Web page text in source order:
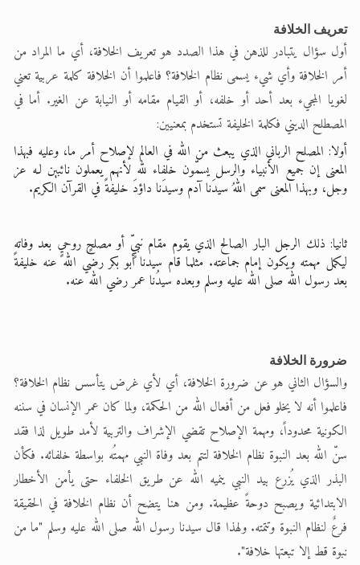
اقرأ هذا المقال في أهمية عيد
تعريف الخلافة
أول سؤال يتبادر للذهن في هذا الصدد هو تعريف الخلافة، أي ما المراد من
أمر الخلافة وأي شيء يسمى نظام الخلافة؟ فاعلموا أن الخلافة كلمة عربية تعني
لغويا المجيء بعد أحد أو خلفه، أو القيام مقامه أو النيابة عن الغير. أما في
المصطلح الديني فكلمة الخليفة تستخدم بمعنيين:
أولا: المصلح الرباني الذي يبعث من الله في العالم لإصلاح أمر ما، وعليه فبهذا
المعنى إن جميع الأنبياء والرسل يسمّون خلفاء لله لأنهم يعملون نائبين لـه عز
وجل، وبهذا المعنى سمى اللهُ سيدَنا آدم وسيدَنا داؤدَ خليفةً في القرآن الكريم.
ثانيا: ذلك الرجل البار الصالح الذي يقوم مقام نبيٍّ أو مصلحٍ روحيٍ بعد وفاته
ليكمل مهمته ويكون إمام جماعته. مثلما قام سيدنا أبو بكر رضي الله عنه خليفةً
بعد رسول الله صلى الله عليه وسلم وبعده سيدُنا عمر رضي الله عنه.
ضرورة الخلافة
والسؤال الثاني هو عن ضرورة الخلافة، أي لأي غرض يتأسس نظام الخلافة؟
فاعلموا أنه لا يخلو فعل من أفعال الله من الحكمة، ولما كان عمر الإنسان في سننه
الكونية محدوداً، ومهمة الإصلاح تقضي الإشراف والتربية لأمد طويل لذا فقد
سنّ الله بعد النبوة نظام الخلافة لتتم بعد وفاة النبي مهمتُه بواسطة خلفائه. فكأن
البذر الذي يُزرع بيد النبي ينميه الله عن طريق الخلفاء حتى يأمن الأخطار
الابتدائية ويصبح دوحةً عظيمة. ومن هنا يتضح أن نظام الخلافة في الحقيقة
فرعٌ لنظام النبوة وتتمته. ولهذا قال سيدنا رسول الله صلى الله عليه وسلم "ما من
نبوة قط إلا تبعتها خلافة".